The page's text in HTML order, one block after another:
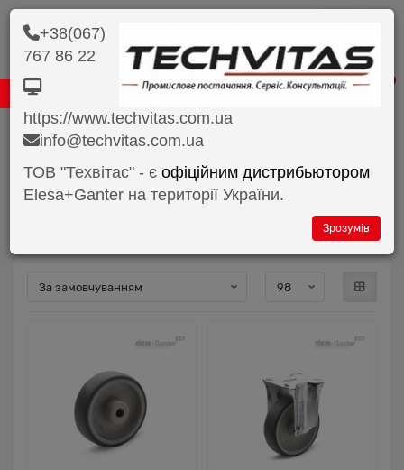
0 800 33 45 98
0 67 890 62 62
Продукція
Ролики та колеса Ролики та колеса Колеса з гумо..
Ролики та колеса Ролики та колеса
+38(067)
767 86 22
https://www.techvitas.com.ua
info@techvitas.com.ua
ТОВ "Техвітас" - єофіційним дистрибьютором
Elesa+Ganter на території України.
Зрозумів